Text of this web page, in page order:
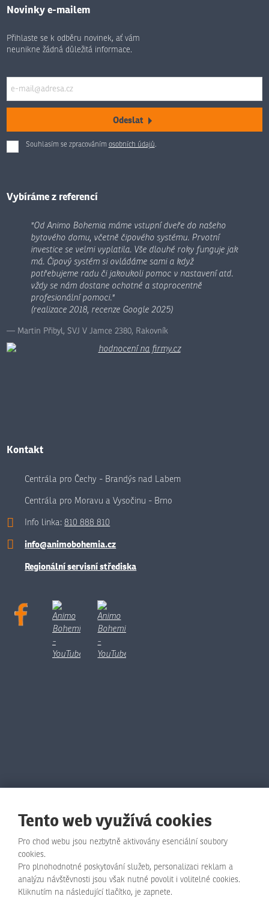
Novinky e-mailem
Přihlaste se k odběru novinek, ať vám
neunikne žádná důležitá informace.
Odeslat
Souhlasím se zpracováním osobních údajů.
Formulář
odeslat.
Vybíráme z referencí
"Od Animo Bohemia máme vstupní dveře do našeho
bytového domu, včetně čipového systému. Prvotní
investice se velmi vyplatila. Vše dlouhé roky funguje jak
má. Čipový systém si ovládáme sami a když
potřebujeme radu či jakoukoli pomoc v nastavení atd.
vždy se nám dostane ochotné a stoprocentně
profesionální pomoci."
(realizace 2018, recenze Google 2025)
Martin Přibyl, SVJ V Jamce 2380, Rakovník
Kontakt
Centrála pro Čechy - Brandýs nad Labem
Centrála pro Moravu a Vysočinu - Brno
Info linka:810 888 810
info@animobohemia.cz
Regionální servisní střediska
© Animo Bohemia s.r.o., 2026, vytvořila eBRÁNA s.r.o.
Mapa stránek|Podmínky použití |Zásady ochrany osobních údajů
Tento web využívá cookies
Pro chod webu jsou nezbytně aktivovány esenciální soubory
cookies.
Pro plnohodnotné poskytování služeb, personalizaci reklam a
analýzu návštěvnosti jsou však nutné povolit i volitelné cookies.
Kliknutím na následující tlačítko, je zapnete.